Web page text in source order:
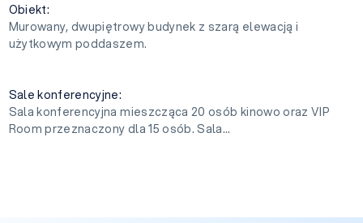
Obiekt:
Murowany, dwupiętrowy budynek z szarą elewacją i
użytkowym poddaszem.
Sale konferencyjne:
Sala konferencyjna mieszcząca 20 osób kinowo oraz VIP
Room przeznaczony dla 15 osób. Sala...